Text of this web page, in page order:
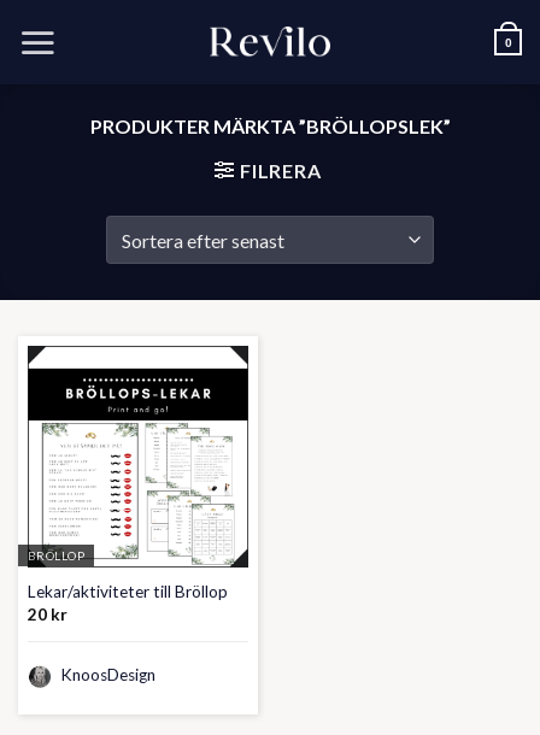
0
PRODUKTER MÄRKTA ”BRÖLLOPSLEK”
FILRERA
BRÖLLOP
Lekar/aktiviteter till Bröllop
20 kr
KnoosDesign